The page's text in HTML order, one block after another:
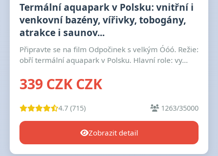
Termální aquapark v Polsku: vnitřní i
venkovní bazény, vířivky, tobogány,
atrakce i saunov...
Připravte se na film Odpočinek s velkým Óóó. Režie:
obří termální aquapark v Polsku. Hlavní role: vy...
339 CZK CZK
4.7 (715) 1263/35000
Zobrazit detail